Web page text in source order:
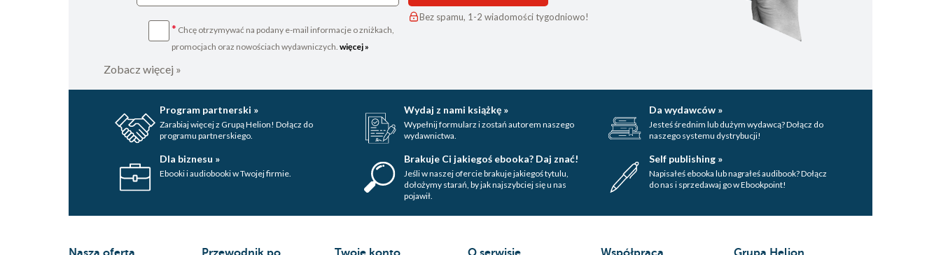
* Chcę otrzymywać na podany e-mail informacje o zniżkach,
promocjach oraz nowościach wydawniczych. więcej »
Bez spamu, 1-2 wiadomości tygodniowo!
Zobacz więcej »
Program partnerski »
Zarabiaj więcej z Grupą Helion! Dołącz do
programu partnerskiego.
Wydaj z nami książkę »
Wypełnij formularz i zostań autorem naszego
wydawnictwa.
Da wydawców »
Jesteś średnim lub dużym wydawcą? Dołącz do
naszego systemu dystrybucji!
Dla biznesu »
Ebooki i audiobooki w Twojej firmie.
Brakuje Ci jakiegoś ebooka? Daj znać!
Jeśli w naszej ofercie brakuje jakiegoś tytulu,
dołożymy starań, by jak najszybciej się u nas
pojawił.
Self publishing »
Napisałeś ebooka lub nagrałeś audibook? Dołącz
do nas i sprzedawaj go w Ebookpoint!